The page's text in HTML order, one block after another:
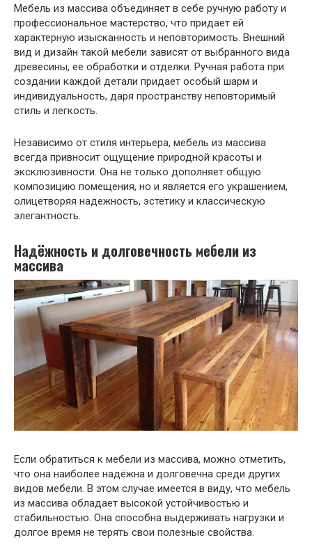
Мебель из массива объединяет в себе ручную работу и
профессиональное мастерство, что придает ей
характерную изысканность и неповторимость. Внешний
вид и дизайн такой мебели зависят от выбранного вида
древесины, ее обработки и отделки. Ручная работа при
создании каждой детали придает особый шарм и
индивидуальность, даря пространству неповторимый
стиль и легкость.
Независимо от стиля интерьера, мебель из массива
всегда привносит ощущение природной красоты и
эксклюзивности. Она не только дополняет общую
композицию помещения, но и является его украшением,
олицетворяя надежность, эстетику и классическую
элегантность.
Надёжность и долговечность мебели из
массива
Если обратиться к мебели из массива, можно отметить,
что она наиболее надёжна и долговечна среди других
видов мебели. В этом случае имеется в виду, что мебель
из массива обладает высокой устойчивостью и
стабильностью. Она способна выдерживать нагрузки и
долгое время не терять свои полезные свойства.